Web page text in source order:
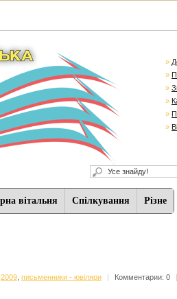
»
»
»
»
»
»
вітальня Спiлкування Різне
2009 письменники - ювіляри | Комментарии: 0 |